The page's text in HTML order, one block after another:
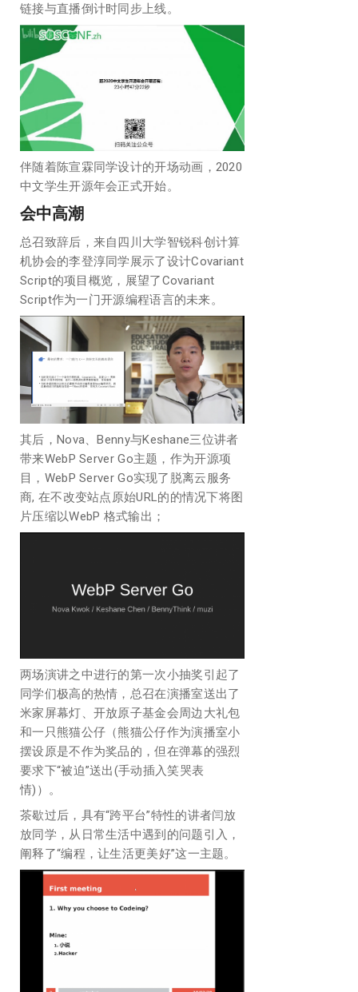
链接与直播倒计时同步上线。
伴随着陈宣霖同学设计的开场动画，2020
中文学生开源年会正式开始。
会中高潮
总召致辞后，来自四川大学智锐科创计算
机协会的李登淳同学展示了设计Covariant
Script的项目概览，展望了Covariant
Script作为一门开源编程语言的未来。
其后，Nova、Benny与Keshane三位讲者
带来WebP Server Go主题，作为开源项
目，WebP Server Go实现了脱离云服务
商, 在不改变站点原始URL的的情况下将图
片压缩以WebP 格式输出；
两场演讲之中进行的第一次小抽奖引起了
同学们极高的热情，总召在演播室送出了
米家屏幕灯、开放原子基金会周边大礼包
和一只熊猫公仔（熊猫公仔作为演播室小
摆设原是不作为奖品的，但在弹幕的强烈
要求下“被迫”送出(手动插入笑哭表
情)）。
茶歇过后，具有“跨平台”特性的讲者闫放
放同学，从日常生活中遇到的问题引入，
阐释了“编程，让生活更美好”这一主题。